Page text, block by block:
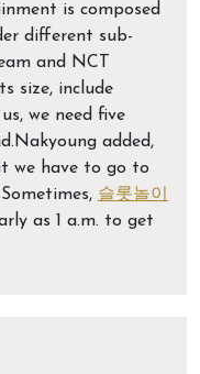
is composed
different sub-
and NCT
size, include
we need five
added,
we have to go to
슬롯놀이
as 1 a.m. to get